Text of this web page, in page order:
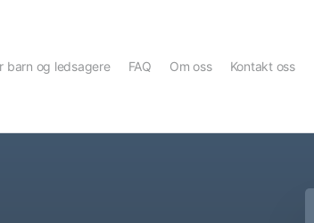
barn og ledsagere FAQ Om oss Kontakt oss